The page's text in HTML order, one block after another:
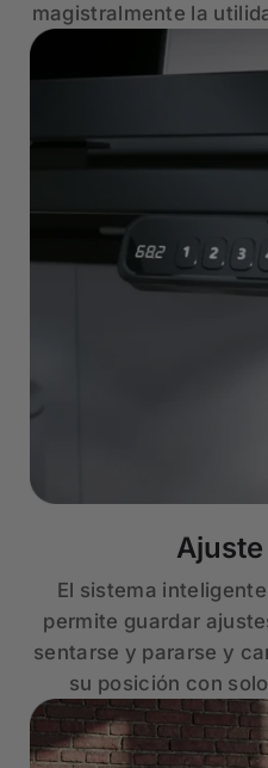
magistralmente la
El sistema
permite guardar
sentarse y pararse y
su posición con